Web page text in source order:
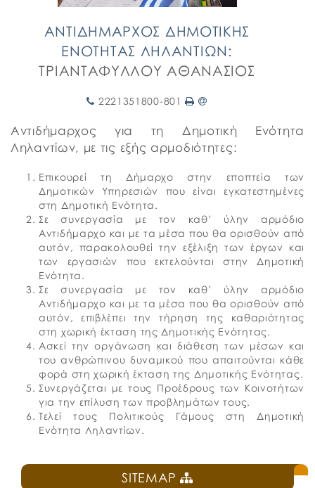
ΑΝΤΙΔΗΜΑΡΧΟΣ ΔΗΜΟΤΙΚΗΣ
ΕΝΟΤΗΤΑΣ ΛΗΛΑΝΤΙΩΝ:
ΤΡΙΑΝΤΑΦΥΛΛΟΥ ΑΘΑΝΑΣΙΟΣ
2221351800-801
Αντιδήμαρχος για τη Δημοτική Ενότητα
Ληλαντίων, με τις εξής αρμοδιότητες:
Επικουρεί τη Δήμαρχο στην εποπτεία των
Δημοτικών Υπηρεσιών που είναι εγκατεστημένες
στη Δημοτική Ενότητα.
Σε συνεργασία με τον καθ’ ύλην αρμόδιο
Αντιδήμαρχο και με τα μέσα που θα ορισθούν από
αυτόν, παρακολουθεί την εξέλιξη των έργων και
των εργασιών που εκτελούνται στην Δημοτική
Ενότητα.
Σε συνεργασία με τον καθ’ ύλην αρμόδιο
Αντιδήμαρχο και με τα μέσα που θα ορισθούν από
αυτόν, επιβλέπει την τήρηση της καθαριότητας
στη χωρική έκταση της Δημοτικής Ενότητας.
Ασκεί την οργάνωση και διάθεση των μέσων και
του ανθρώπινου δυναμικού που απαιτούνται κάθε
φορά στη χωρική έκταση της Δημοτικής Ενότητας.
Συνεργάζεται με τους Προέδρους των Κοινοτήτων
για την επίλυση των προβλημάτων τους.
Τελεί τους Πολιτικούς Γάμους στη Δημοτική
Ενότητα Ληλαντίων.
SITEMAP